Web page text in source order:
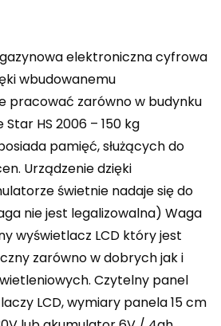
elektroniczna cyfrowa
wbudowanemu
pracować zarówno w budynku
HS 2006 – 150 kg
pamięć, służących do
Urządzenie dzięki
świetnie nadaje się do
nie jest legalizowalna) Waga
wyświetlacz LCD który jest
zarówno w dobrych jak i
Czytelny panel
LCD, wymiary panela 15 cm